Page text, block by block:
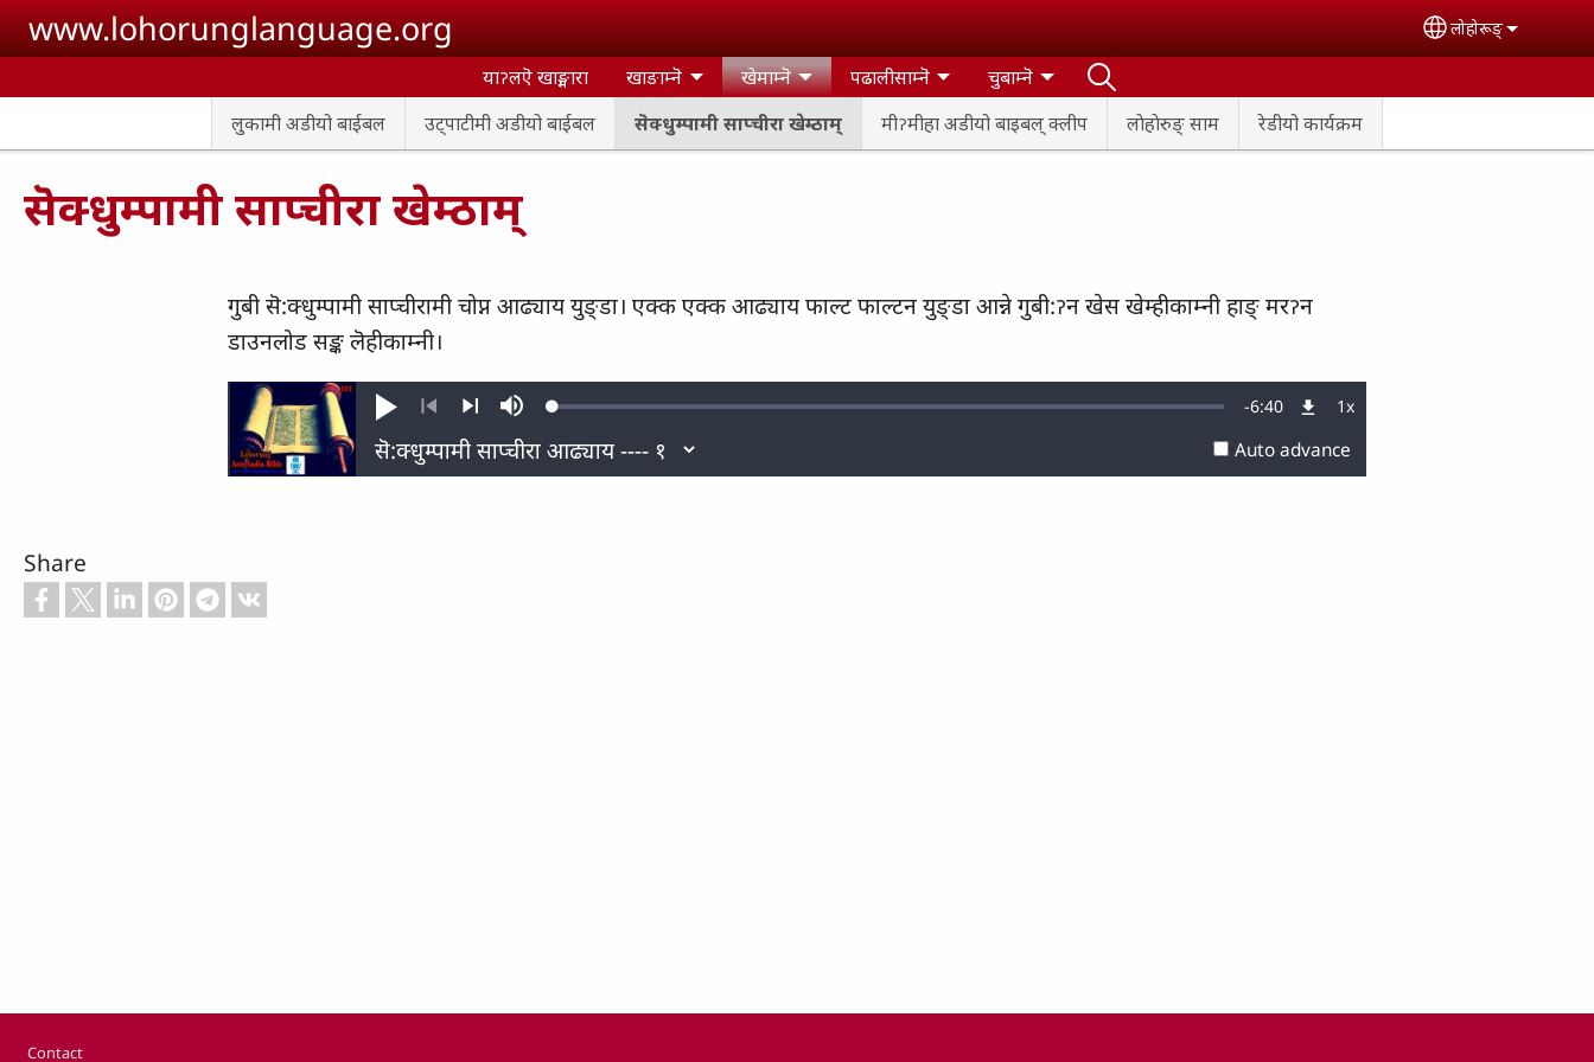
Skip to main content
www.lohorunglanguage.org Select your
लोहोरूङ्
याॽलऎ खाङ्मारा खाङाम्नॆ
खेमाम्नॆ
लुकामी अडीयो बाईबल
उट्पाटीमी अडीयो बाईबल सॆक्धुम्पामी साप्चीरा खेम्ठाम् मीॽमीहा अडीयो बाइबल् क्लीप लाेहाेरुङ्‌ साम रेडीयो कार्यक्रम
पढालीसाम्नॆ चुबाम्नॆ
सॆक्धुम्पामी साप्चीरा खेम्ठाम्
गुबी सॆ:क्धुम्पामी साप्चीरामी चोप्न आढ्याय युङ्डा। एक्क एक्क आढ्याय फाल्ट फाल्टन युङ्डा आन्ने गुबी:ॽन खेस खेम्हीकाम्नी हाङ् मरॽन
डाउनलोड सङ्क लॆहीकाम्नी।
Play
Previous
MuteLoaded: Remaining
Time
-6:40 1xPlayback
Auto advance
Share
Footer
Contact